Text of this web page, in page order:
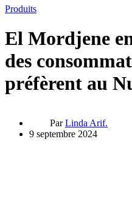
Produits
El Mordjene
des
préfèrent au
ParLinda Arif.
9 septembre 2024